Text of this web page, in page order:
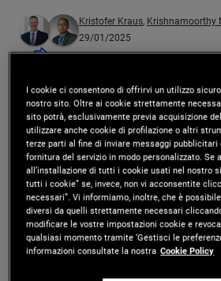
Kristofer Kraus, Krishnamoorthy
29/01/2025
I cookie ci consentono di offrirvi un utilizzo
nostro sito. Oltre ai cookie strettamente
sito potrà, esclusivamente previa acquisizione
utilizzare anche cookie di profilazione o altri
terze parti al fine di inviare messaggi pubblicitari
fornitura del servizio in modo personalizzato. Se
all’installazione di tutti i cookie usati nel nostro
tutti i cookie” se, invece, non vi acconsentite
necessari”. Vi informiamo, inoltre, che è
diversi da quelli strettamente necessari
modificare le vostre impostazioni cookie e
qualsiasi momento tramite ‘Gestisci le
informazioni consultate la nostra Cookie Policy